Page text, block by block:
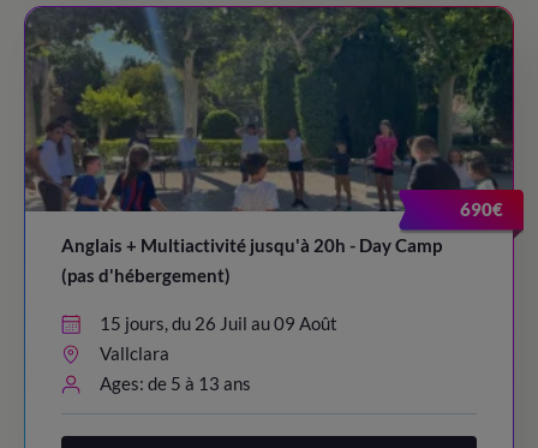
690€
Anglais + Multiactivité jusqu'à 20h - Day Camp
(pas d'hébergement)
15 jours, du 26 Juil au 09 Août
Vallclara
Ages: de 5 à 13 ans